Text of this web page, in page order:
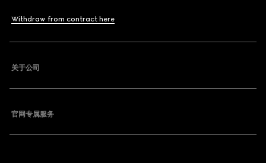
Withdraw from contract here
关于公司
官网专属服务